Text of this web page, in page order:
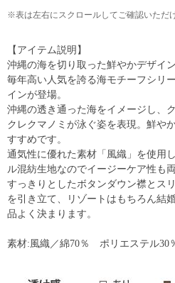
※表は左右にスクロールしてご確認いただ
【アイテム説明】
沖縄の海を切り取った鮮やかデザイン
毎年高い人気を誇る海モチーフシリ
インが登場。
沖縄の透き通った海をイメージし、
クレクマノミが泳ぐ姿を表現。鮮や
すすめです。
通気性に優れた素材「風織」を使用
ル混紡生地なのでイージーケア性も両
すっきりとしたボタンダウン襟とス
を引き立て、リゾートはもちろん結
品よく決まります。
素材:風織／綿70％ ポリエステ